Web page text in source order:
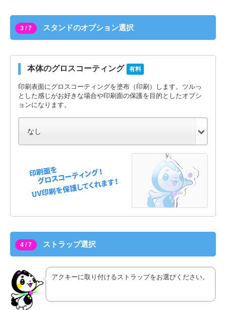
3 / 7 スタンドのオプション選択
本体のグロスコーティング 有料
印刷表面にグロスコーティングを塗布（印刷）します。ツルっ
とした感じがお好きな場合や印刷面の保護を目的としたオプシ
ョンになります。
4 / 7 ストラップ選択
アクキーに取り付けるストラップをお選びください。